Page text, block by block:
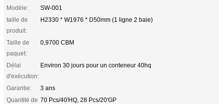
Modèle:
SW-001
taille de
produit:
H2330 * W1976 * D50mm (1 ligne 2 baie)
Taille de
paquet:
0,9700 CBM
Délai
d'exécution:
Environ 30 jours pour un conteneur 40hq
Garantie:
3 ans
Quantité de 70 Pcs/40'HQ, 28 Pcs/20'GP